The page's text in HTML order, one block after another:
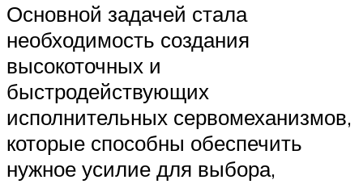
Основной задачей стала
необходимость создания
высокоточных и
быстродействующих
исполнительных сервомеханизмов,
которые способны обеспечить
нужное усилие для выбора,